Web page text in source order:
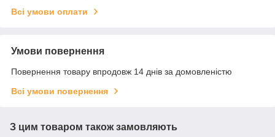
Всі умови оплати
Умови повернення
Повернення товару впродовж 14 днів за домовленістю
Всі умови повернення
З цим товаром також замовляють